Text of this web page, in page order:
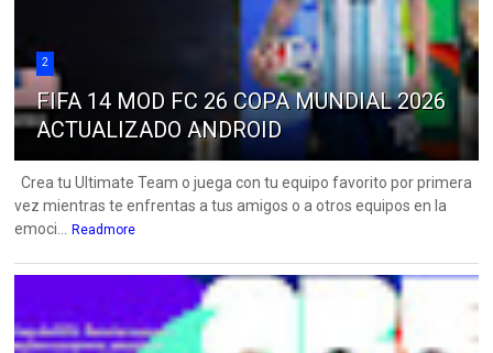
2
FIFA 14 MOD FC 26 COPA MUNDIAL 2026
ACTUALIZADO ANDROID
Crea tu Ultimate Team o juega con tu equipo favorito por primera
vez mientras te enfrentas a tus amigos o a otros equipos en la
emoci... Readmore